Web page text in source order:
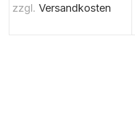
zzgl. Versandkosten